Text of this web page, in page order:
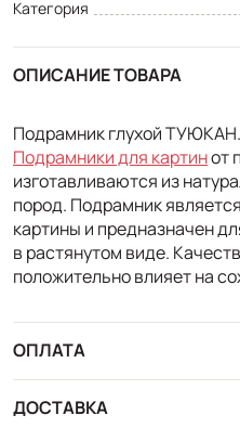
Категория
ОПИСАНИЕ ТОВАРА
Подрамник глухой
Подрамники для картинот
изготавливаются из
пород. Подрамник
картины и предназначен
в растянутом виде.
положительно влияет на
ОПЛАТА
ДОСТАВКА